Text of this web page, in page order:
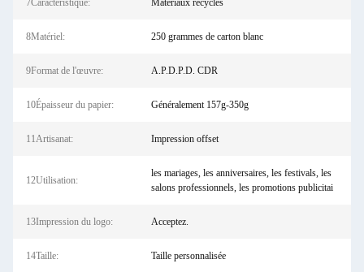
7Caractéristique: Matériaux recyclés
8Matériel: 250 grammes de carton blanc
9Format de l'œuvre: A.P.D.P.D. CDR
10Épaisseur du papier: Généralement 157g-350g
11Artisanat: Impression offset
12Utilisation:
les mariages, les anniversaires, les festivals, les
salons professionnels, les promotions publicitai
13Impression du logo: Acceptez.
14Taille: Taille personnalisée